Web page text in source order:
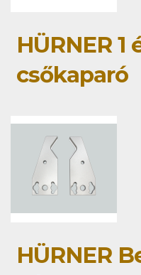
HÜRNER 1
csőkaparó
HÜRNER